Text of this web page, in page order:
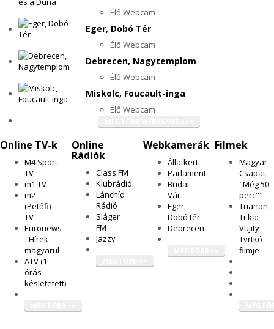
Élő Webcam
Eger, Dobó Tér
Élő Webcam
Debrecen, Nagytemplom
Élő Webcam
Miskolc, Foucault-inga
Élő Webcam
Online TV-k
M4 Sport
TV
m1 TV
m2
(Petőfi)
TV
Euronews
- Hírek
magyarul
ATV (1
órás
késletetett)
Online
Rádiók
Class FM
Klubrádió
Lánchíd
Rádió
Sláger
FM
Jazzy
Webkamerák
Állatkert
Parlament
Budai
Vár
Eger,
Dobó tér
Debrecen
Filmek
Magyar
Csapat -
"Még 50
perc""
Trianon
Titka:
Vujity
Tvrtkó
filmje